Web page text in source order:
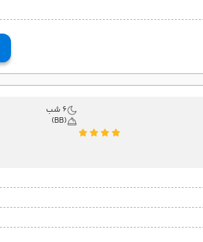
6 شب
(BB)